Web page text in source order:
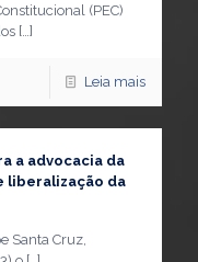
(PEC)
[…]
Leia mais
a advocacia da
liberalização da
Santa Cruz,